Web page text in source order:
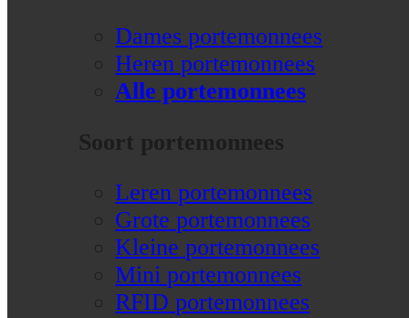
Dames portemonnees
Heren portemonnees
Alle portemonnees
Soort portemonnees
Leren portemonnees
Grote portemonnees
Kleine portemonnees
Mini portemonnees
RFID portemonnees